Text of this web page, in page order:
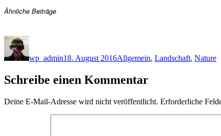
Ähnliche Beiträge
Autor
wp_admin18. August 2016Allgemein, Landschaft, Nature
Schreibe einen Kommentar
Deine E-Mail-Adresse wird nicht veröffentlicht. Erforderliche